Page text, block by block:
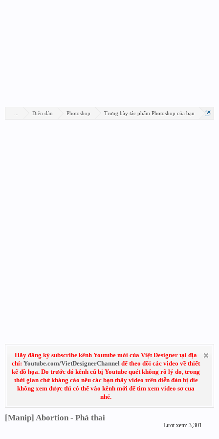
Diễn đàn Photoshop Trưng bày tác phẩm Photoshop của bạn
Hãy đăng ký subscribe kênh Youtube mới của Việt Designer tại địa
chỉ: Youtube.com/VietDesignerChannel để theo dõi các video về thiết
kế đồ họa. Do trước đó kênh cũ bị Youtube quét không rõ lý do, trong
thời gian chờ kháng cáo nếu các bạn thấy video trên diễn đàn bị die
không xem được thì có thể vào kênh mới để tìm xem video sơ cua
nhé.
[Manip] Abortion - Phá thai
Lượt xem: 3,301